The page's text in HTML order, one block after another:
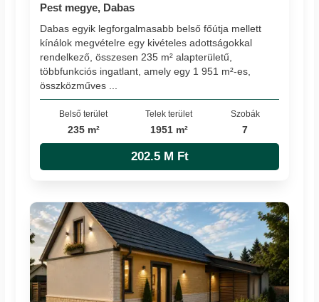
Pest megye, Dabas
Dabas egyik legforgalmasabb belső főútja mellett
kínálok megvételre egy kivételes adottságokkal
rendelkező, összesen 235 m² alapterületű,
többfunkciós ingatlant, amely egy 1 951 m²-es,
összközműves ...
Belső terület
235 m²
Telek terület
1951 m²
Szobák
7
202.5 M Ft